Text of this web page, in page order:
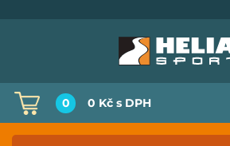
0 0 Kč s DPH